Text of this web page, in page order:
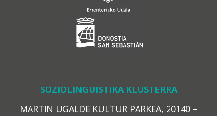
SOZIOLINGUISTIKA KLUSTERRA
MARTIN UGALDE KULTUR PARKEA, 20140 –